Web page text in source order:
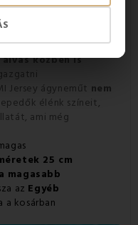
van ellátva
egy
, amely szilárdan
alvás közben is
Jersey ágyneműt nem
élénk színeit,
ami még
25 cm
magasabb
az Egyéb
a kosárban